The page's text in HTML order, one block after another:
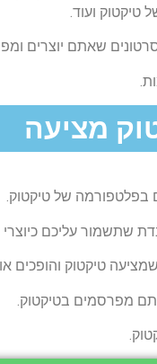
שאתם יוצרים
מציעה
בפלטפורמה של טיקטוק.
שתשמור עליכם כיוצרי
טיקטוק והופכים
מפרסמים בטיקטוק.